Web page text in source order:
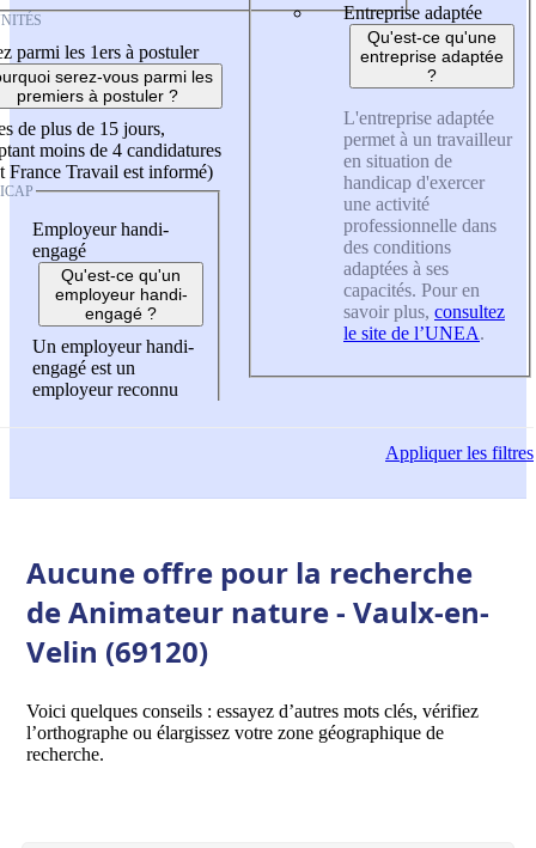
parmi les 1ers à postuler
serez-vous parmi les
premiers à postuler ?
de plus de 15 jours,
moins de 4 candidatures
France Travail est informé)
Employeur handi-
engagé
Qu'est-ce qu'un
employeur handi-
engagé ?
Un employeur handi-
engagé est un
employeur reconnu
Entreprise adaptée
Qu'est-ce qu'une
entreprise adaptée
?
L'entreprise adaptée
permet à un travailleur
en situation de
handicap d'exercer
une activité
professionnelle dans
des conditions
adaptées à ses
capacités. Pour en
savoir plus, consultez
le site de l’UNEA.
Appliquerles filtres
Aucune offre pour la recherche
de Animateur nature - Vaulx-en-
Velin (69120)
Voici quelques conseils : essayez d’autres mots clés, vérifiez
l’orthographe ou élargissez votre zone géographique de
recherche.